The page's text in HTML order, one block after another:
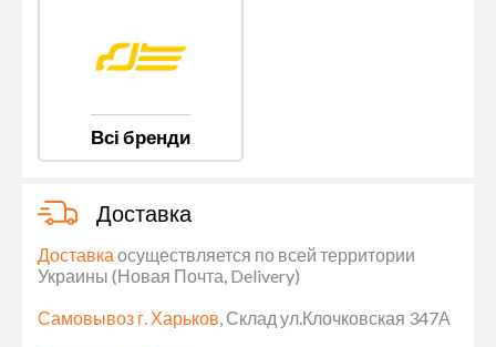
Всі бренди
Доставка
Доставка осуществляется по всей территории
Украины (Новая Почта, Delivery)
Самовывоз г. Харьков, Склад ул.Клочковская 347А